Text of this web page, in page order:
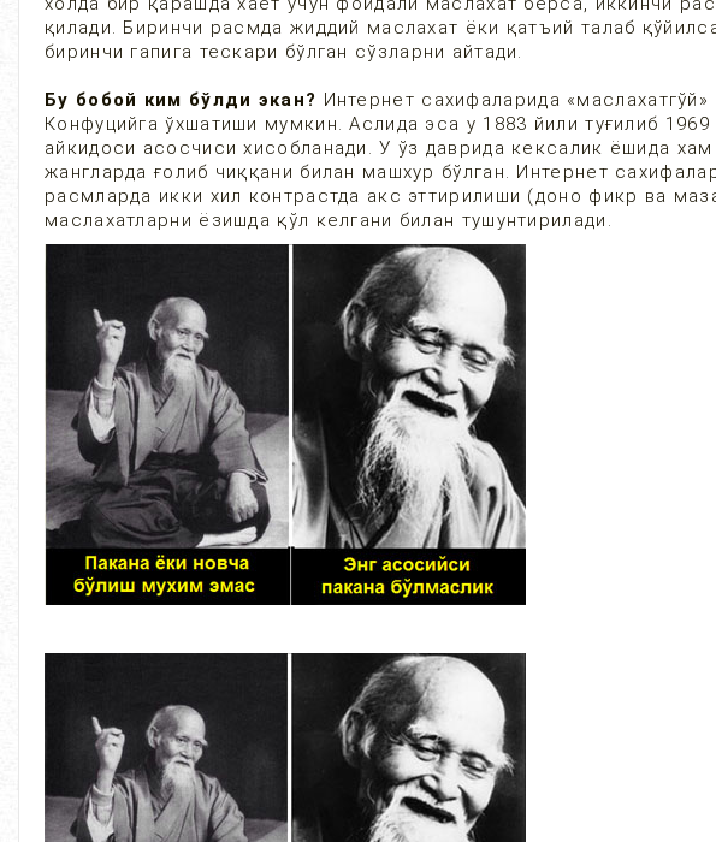
қилади. Биринчи расмда жиддий маслахат ёки қатъий талаб
биринчи гапига тескари бўлган сўзларни айтади.
Бу бобой ким бўлди экан? Интернет сахифаларида
Конфуцийга ўхшатиши мумкин. Аслида эса у 1883 йили туғилиб
айкидоси асосчиси хисобланади. У ўз даврида кексалик ёшида
жангларда ғолиб чиққани билан машхур бўлган. Интернет
расмларда икки хил контрастда акс эттирилиши (доно фикр ва
маслахатларни ёзишда қўл келгани билан тушунтирилади.